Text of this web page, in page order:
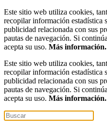
Este sitio web utiliza cookies,
recopilar información estadística
publicidad relacionada con sus
pautas de navegación. Si
acepta su uso. Más información.
Este sitio web utiliza cookies,
recopilar información estadística
publicidad relacionada con sus
pautas de navegación. Si
acepta su uso. Más información.